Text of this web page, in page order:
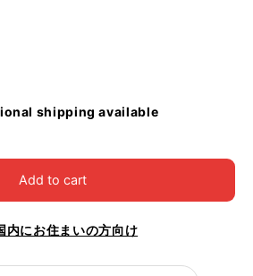
shipping available
Add to cart
内にお住まいの方向け